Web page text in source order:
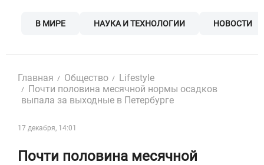
В МИРЕ НАУКА И ТЕХНОЛОГИИ НОВОСТИ
Главная Общество
Lifestyle
Почти половина месячной нормы осадков
выпала за выходные в Петербурге
17 декабря, 14:01
Почти половина месячной